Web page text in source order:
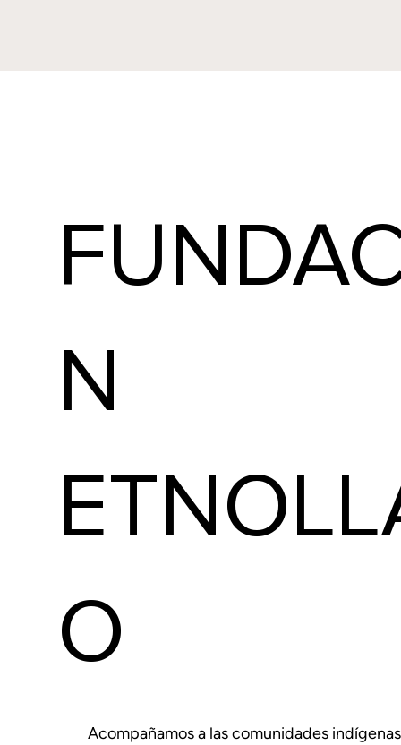
N
O
Acompañamos a las comunidades